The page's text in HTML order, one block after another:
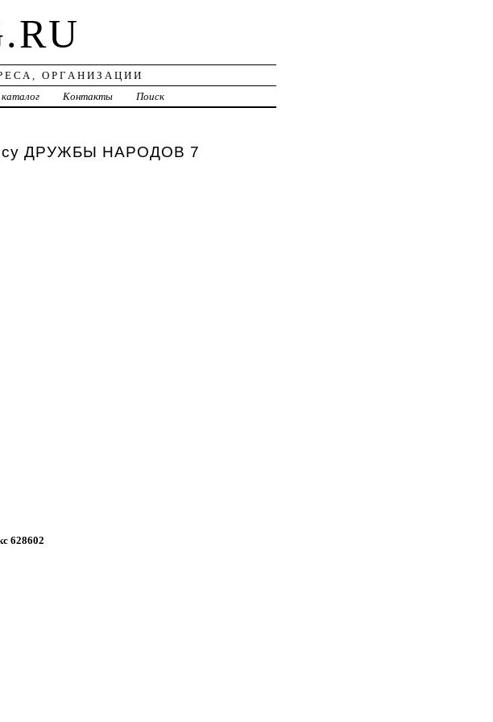
ОРГАНИЗАЦИИ
Контакты Поиск
ДРУЖБЫ НАРОДОВ 7
628602